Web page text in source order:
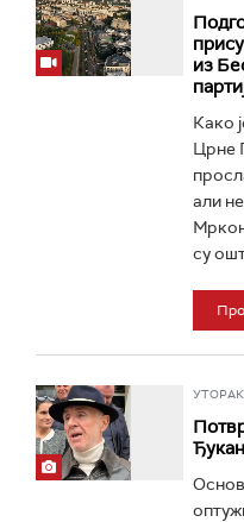
из
Како
Црне
али
су
УТОРАК,